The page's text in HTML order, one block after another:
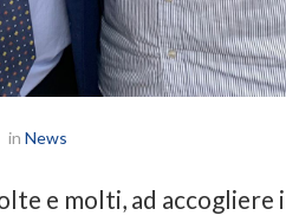
in News
e molti, ad accogliere